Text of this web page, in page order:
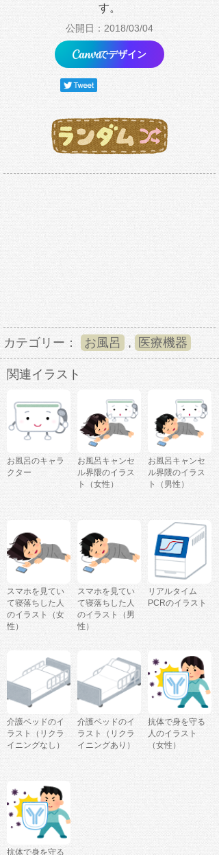
す。
公開日：2018/03/04
でデザイン
カテゴリー： お風呂 , 医療機器
関連イラスト
お風呂のキャラ
クター
お風呂キャンセ
ル界隈のイラス
ト（女性）
お風呂キャンセ
ル界隈のイラス
ト（男性）
スマホを見てい
て寝落ちした人
のイラスト（女
性）
スマホを見てい
て寝落ちした人
のイラスト（男
性）
リアルタイム
PCRのイラスト
介護ベッドのイ
ラスト（リクラ
イニングなし）
介護ベッドのイ
ラスト（リクラ
イニングあり）
抗体で身を守る
人のイラスト
（女性）
抗体で身を守る